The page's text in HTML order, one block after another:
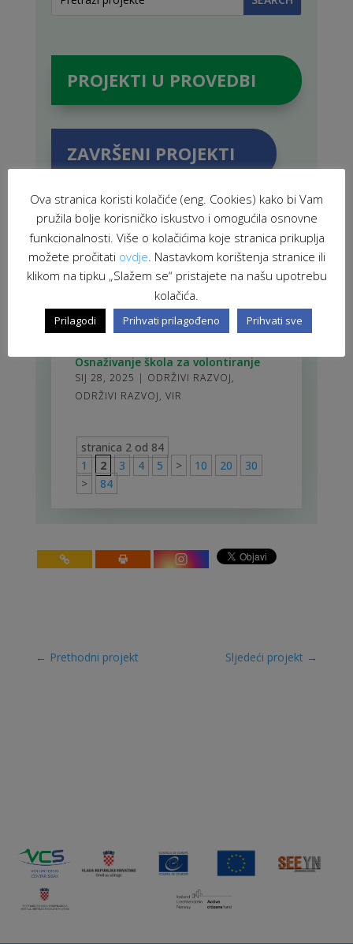
PROJEKTI U PROVEDBI
ZAVRŠENI PROJEKTI
POVEZANE NOVOSTI
Osnaživanje škola za volontiranje
SIJ 28, 2025 | ODRŽIVI RAZVOJ,
ODRŽIVI RAZVOJ, VIR
stranica 2 od 84
1
2 3 4 5 > 10 20
30
>
84
← Prethodni projekt Sljedeći projekt →
Ova stranica koristi kolačiće (eng. Cookies) kako bi Vam
pružila bolje korisničko iskustvo i omogućila osnovne
funkcionalnosti. Više o kolačićima koje stranica prikuplja
možete pročitati ovdje. Nastavkom korištenja stranice ili
klikom na tipku „Slažem se“ pristajete na našu upotrebu
kolačića.
Prilagodi Prihvati prilagođeno Prihvati sve